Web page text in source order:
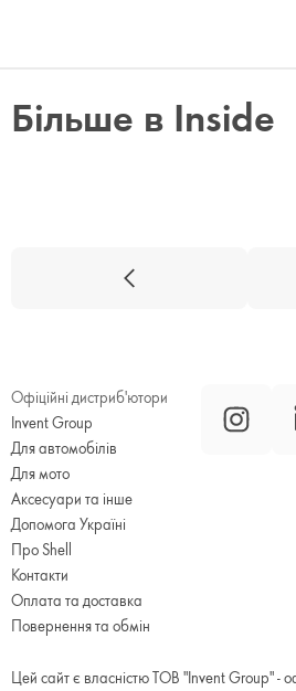
Більше в Inside
Офіційні дистриб'ютори
Invent Group
Для автомобілів
Для мото
Аксесуари та інше
Допомога Україні
Про Shell
Контакти
Оплата та доставка
Повернення та обмін
Цей сайт є власністю ТОВ "Invent Group" -